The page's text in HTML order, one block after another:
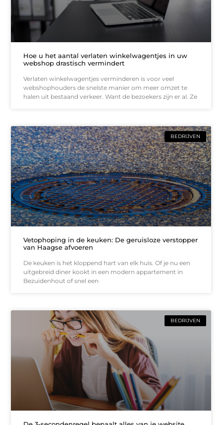
Hoe u het aantal verlaten winkelwagentjes in uw
webshop drastisch vermindert
Verlaten winkelwagentjes verminderen is voor veel
webshophouders de snelste manier om meer omzet te
halen uit bestaand verkeer. Want de bezoekers zijn er al. Ze
BEDRIJVEN
Vetophoping in de keuken: De geruisloze verstopper
van Haagse afvoeren
De keuken is het kloppend hart van elk huis. Of je nu een
uitgebreid diner kookt in een modern appartement in
Bezuidenhout of snel een
BEDRIJVEN